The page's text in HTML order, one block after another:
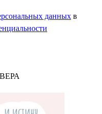
данных в
ВЕРА